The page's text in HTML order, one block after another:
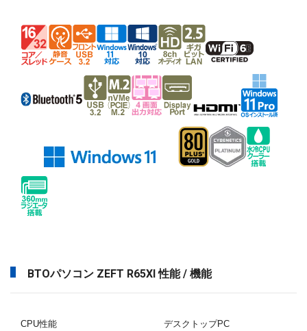
BTOパソコン ZEFT R65XI 性能 / 機能
CPU性能 デスクトップPC